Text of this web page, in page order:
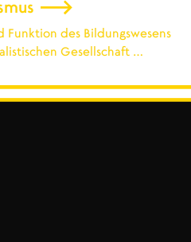
Funktion des Bildungswesens
Gesellschaft …